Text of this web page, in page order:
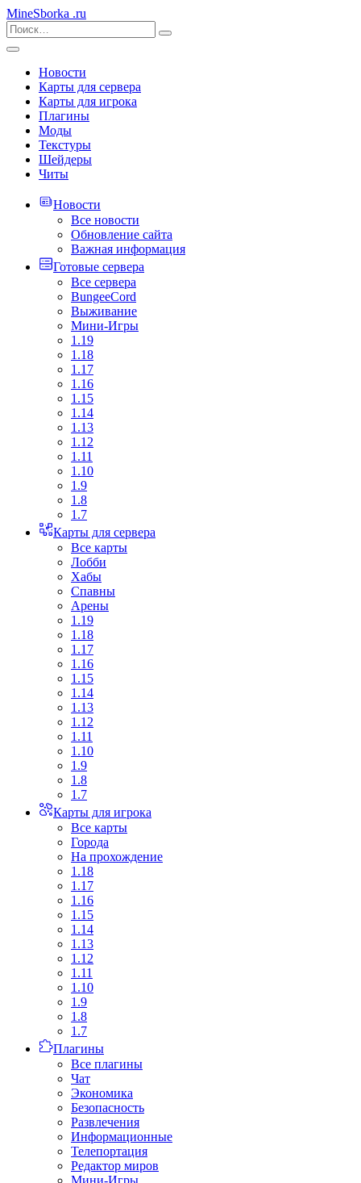
MineSborka .ru
Новости
Карты для сервера
Карты для игрока
Плагины
Моды
Текстуры
Шейдеры
Читы
Новости
Все новости
Обновление сайта
Важная информация
Готовые сервера
Все сервера
BungeeCord
Выживание
Мини-Игры
1.19
1.18
1.17
1.16
1.15
1.14
1.13
1.12
1.11
1.10
1.9
1.8
1.7
Карты для сервера
Все карты
Лобби
Хабы
Спавны
Арены
1.19
1.18
1.17
1.16
1.15
1.14
1.13
1.12
1.11
1.10
1.9
1.8
1.7
Карты для игрока
Все карты
Города
На прохождение
1.18
1.17
1.16
1.15
1.14
1.13
1.12
1.11
1.10
1.9
1.8
1.7
Плагины
Все плагины
Чат
Экономика
Безопасность
Развлечения
Информационные
Телепортация
Редактор миров
Мини-Игры